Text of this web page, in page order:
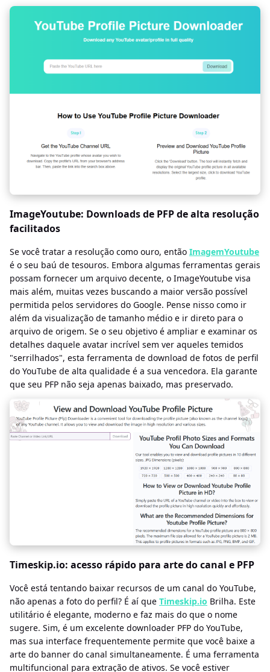
ImageYoutube: Downloads de PFP de alta resolução
facilitados
Se você tratar a resolução como ouro, então ImagemYoutube
é o seu baú de tesouros. Embora algumas ferramentas gerais
possam fornecer um arquivo decente, o ImageYoutube visa
mais além, muitas vezes buscando a maior versão possível
permitida pelos servidores do Google. Pense nisso como ir
além da visualização de tamanho médio e ir direto para o
arquivo de origem. Se o seu objetivo é ampliar e examinar os
detalhes daquele avatar incrível sem ver aqueles temidos
"serrilhados", esta ferramenta de download de fotos de perfil
do YouTube de alta qualidade é a sua vencedora. Ela garante
que seu PFP não seja apenas baixado, mas preservado.
Timeskip.io: acesso rápido para arte do canal e PFP
Você está tentando baixar recursos de um canal do YouTube,
não apenas a foto do perfil? É aí que Timeskip.io Brilha. Este
utilitário é elegante, moderno e faz mais do que o nome
sugere. Sim, é um excelente downloader PFP do YouTube,
mas sua interface frequentemente permite que você baixe a
arte do banner do canal simultaneamente. É uma ferramenta
multifuncional para extração de ativos. Se você estiver